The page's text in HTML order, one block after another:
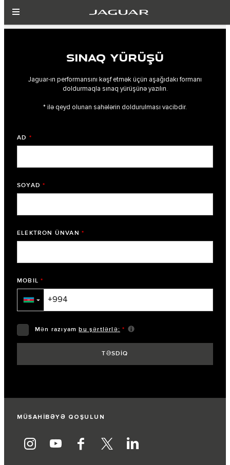
SINAQ YÜRÜŞÜ
Jaguar-ın performansını kəşf etmək üçün aşağıdakı formanı
doldurmaqla sınaq yürüşünə yazılın.
* ilə qeyd olunan sahələrin doldurulması vacibdir.
AD *
SOYAD *
ELEKTRON ÜNVAN *
MOBIL *
▼
Mən razıyambu şərtlərlə: *
MÜSAHİBƏYƏ QOŞULUN